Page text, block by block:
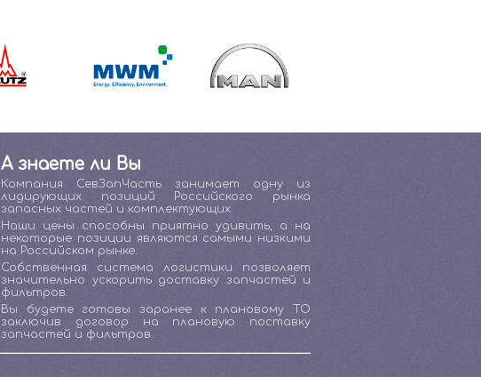
А знаете ли Вы
Компания СевЗапЧасть занимает одну из
лидирующих позиций Российского рынка
запасных частей и комплектующих.
Наши цены способны приятно удивить, а на
некоторые позиции являются самыми низкими
на Российском рынке.
Собственная система логистики позволяет
значительно ускорить доставку запчастей и
фильтров.
Вы будете готовы заранее к плановому ТО
заключив договор на плановую поставку
запчастей и фильтров.